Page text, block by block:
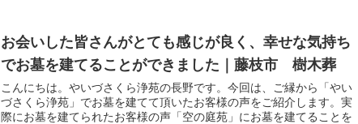
お会いした皆さんがとても感じが良く、幸せな気持ち
でお墓を建てることができました｜藤枝市 樹木葬
こんにちは。やいづさくら浄苑の長野です。今回は、ご縁から「やい
づさくら浄苑」でお墓を建てて頂いたお客様の声をご紹介します。実
際にお墓を建てられたお客様の声「空の庭苑」にお墓を建てることを